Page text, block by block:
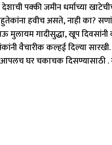
पक्की जमीन धर्माच्या
हवीच असते, नाही का?
गादीसुद्धा, खूप
वैचारीक कल्हई दिल्या
घर चकाचक दिसण्यासाठी .